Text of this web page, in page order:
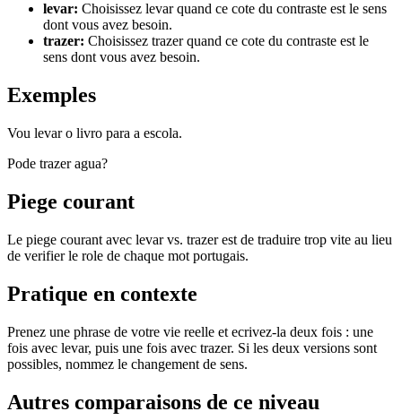
levar: Choisissez levar quand ce cote du contraste est le sens
dont vous avez besoin.
trazer: Choisissez trazer quand ce cote du contraste est le
sens dont vous avez besoin.
Exemples
Vou levar o livro para a escola.
Pode trazer agua?
Piege courant
Le piege courant avec levar vs. trazer est de traduire trop vite au lieu
de verifier le role de chaque mot portugais.
Pratique en contexte
Prenez une phrase de votre vie reelle et ecrivez-la deux fois : une
fois avec levar, puis une fois avec trazer. Si les deux versions sont
possibles, nommez le changement de sens.
Autres comparaisons de ce niveau